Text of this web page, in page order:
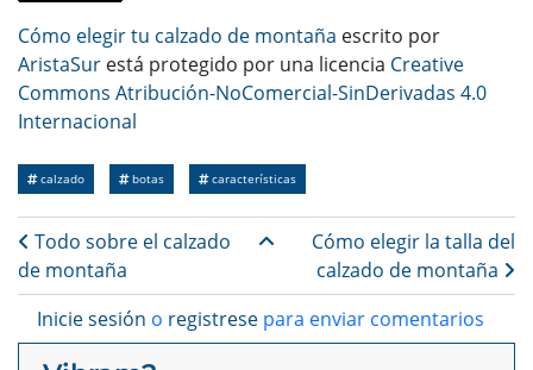
Cómo elegir tu calzado de montaña escrito por
AristaSur está protegido por una licencia Creative
Commons Atribución-NoComercial-SinDerivadas 4.0
Internacional
calzado botas características
Enlaces transversales de
Todo sobre el calzado
de montaña
Cómo elegir la talla del
calzado de montaña
Inicie sesión o registrese para enviar comentarios